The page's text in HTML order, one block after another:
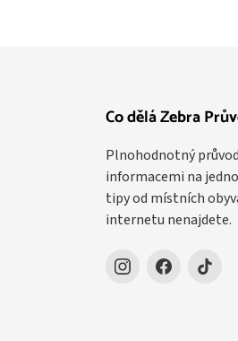
Co dělá Zebra
Plnohodnotný
informacemi na
tipy od místních
internetu nenajdete.